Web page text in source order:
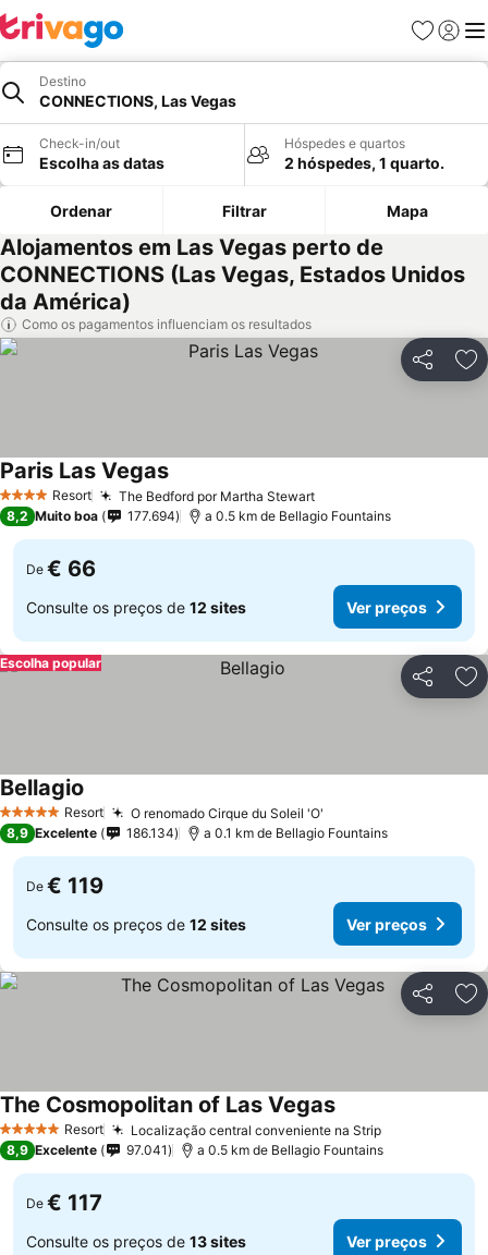
Favoritos
Iniciar
Destino
CONNECTIONS, Las Vegas
Check-in/out
Escolha as datas
Hóspedes e quartos
2 hóspedes, 1 quarto.
Ordenar Filtrar Mapa
Alojamentos em Las Vegas perto de
CONNECTIONS (Las Vegas, Estados Unidos
da América)
Como os pagamentos influenciam os resultados
Partilhar
4 EstrelasResort The Bedford por Martha Stewart
Paris Las Vegas
8,2 Muito boa 177.694 a 0.5 km de Bellagio Fountains
De € 66
Consulte os preços de 12 sites Ver preços
Partilhar
Escolha popular
5 Estrelas Resort O renomado Cirque du Soleil 'O'
Bellagio
8,9 Excelente 186.134 a 0.1 km de Bellagio Fountains
De € 119
Consulte os preços de 12 sites Ver preços
Partilhar
5 Estrelas Resort Localização central conveniente na Strip
The Cosmopolitan of Las Vegas
8,9 Excelente 97.041 a 0.5 km de Bellagio Fountains
De € 117
Consulte os preços de 13 sites Ver preços